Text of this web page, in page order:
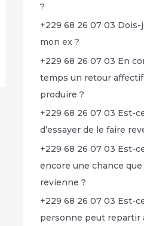
?
+229 68 26 07 03
mon ex ?
+229 68 26 07 03 En
temps un retour
produire ?
+229 68 26 07 03 Est-
d’essayer de le faire
+229 68 26 07 03 Est-
encore une chance
revienne ?
+229 68 26 07 03 Est-
personne peut repartir